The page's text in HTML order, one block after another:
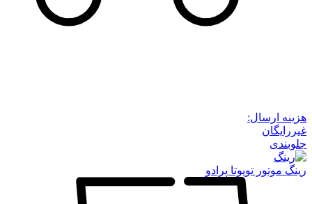
هزینه ارسال:
غیررایگان
جلوبندی
رینگ موتور تویوتا پرادو